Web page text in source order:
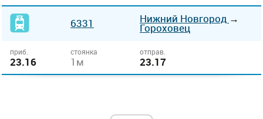
6331 Нижний Новгород →
Гороховец
приб.
23.16
стоянка
1м
отправ.
23.17